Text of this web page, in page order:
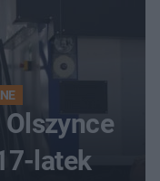
Olszynce
latek